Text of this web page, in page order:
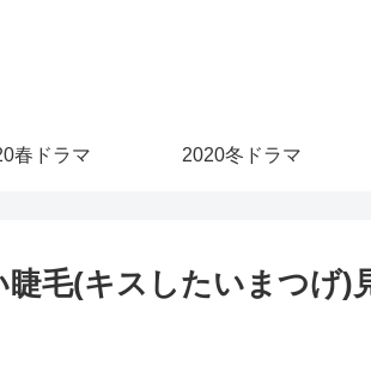
春ドラマ 2020冬ドラマ
睫毛(キスしたいまつげ)